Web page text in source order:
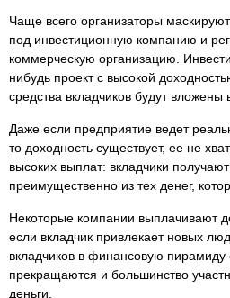
Чаще всего организаторы
под инвестиционную компанию и
коммерческую организацию.
нибудь проект с высокой
средства вкладчиков будут вложены
Даже если предприятие ведет
то доходность существует, ее не
высоких выплат: вкладчики
преимущественно из тех денег,
Некоторые компании выплачивают
если вкладчик привлекает новых
вкладчиков в финансовую пирамиду
прекращаются и большинство
деньги.